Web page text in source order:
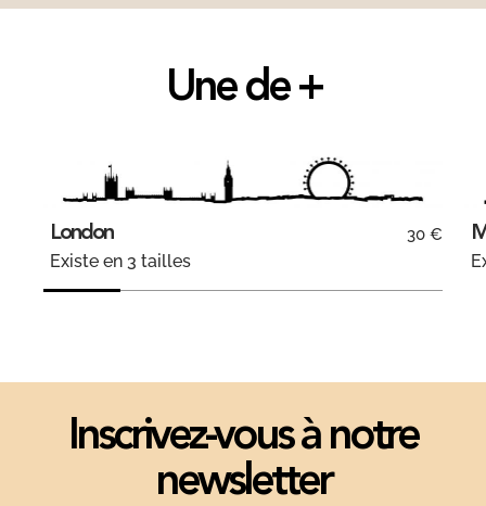
Une de +
London 30 €
Existe en 3 tailles
Inscrivez-vous à notre
newsletter